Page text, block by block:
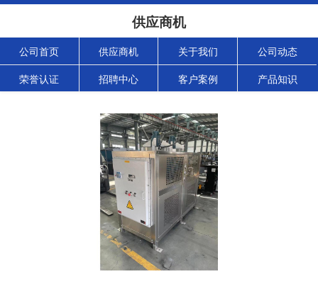
供应商机
公司首页 供应商机 关于我们 公司动态
荣誉认证 招聘中心 客户案例 产品知识